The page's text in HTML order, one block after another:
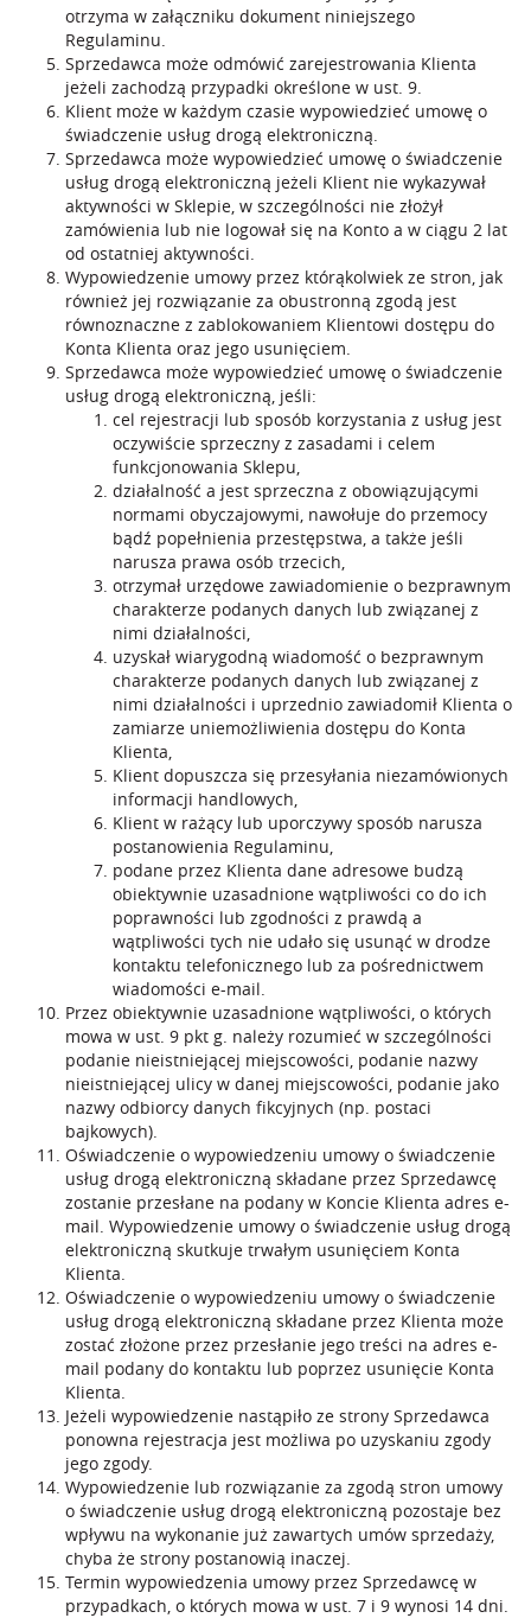
otrzyma w załączniku dokument niniejszego
Regulaminu.
Sprzedawca może odmówić zarejestrowania Klienta
jeżeli zachodzą przypadki określone w ust. 9.
Klient może w każdym czasie wypowiedzieć umowę o
świadczenie usług drogą elektroniczną.
Sprzedawca może wypowiedzieć umowę o świadczenie
usług drogą elektroniczną jeżeli Klient nie wykazywał
aktywności w Sklepie, w szczególności nie złożył
zamówienia lub nie logował się na Konto a w ciągu 2 lat
od ostatniej aktywności.
Wypowiedzenie umowy przez którąkolwiek ze stron, jak
również jej rozwiązanie za obustronną zgodą jest
równoznaczne z zablokowaniem Klientowi dostępu do
Konta Klienta oraz jego usunięciem.
Sprzedawca może wypowiedzieć umowę o świadczenie
usług drogą elektroniczną, jeśli:
cel rejestracji lub sposób korzystania z usług jest
oczywiście sprzeczny z zasadami i celem
funkcjonowania Sklepu,
działalność a jest sprzeczna z obowiązującymi
normami obyczajowymi, nawołuje do przemocy
bądź popełnienia przestępstwa, a także jeśli
narusza prawa osób trzecich,
otrzymał urzędowe zawiadomienie o bezprawnym
charakterze podanych danych lub związanej z
nimi działalności,
uzyskał wiarygodną wiadomość o bezprawnym
charakterze podanych danych lub związanej z
nimi działalności i uprzednio zawiadomił Klienta o
zamiarze uniemożliwienia dostępu do Konta
Klienta,
Klient dopuszcza się przesyłania niezamówionych
informacji handlowych,
Klient w rażący lub uporczywy sposób narusza
postanowienia Regulaminu,
podane przez Klienta dane adresowe budzą
obiektywnie uzasadnione wątpliwości co do ich
poprawności lub zgodności z prawdą a
wątpliwości tych nie udało się usunąć w drodze
kontaktu telefonicznego lub za pośrednictwem
wiadomości e-mail.
Przez obiektywnie uzasadnione wątpliwości, o których
mowa w ust. 9 pkt g. należy rozumieć w szczególności
podanie nieistniejącej miejscowości, podanie nazwy
nieistniejącej ulicy w danej miejscowości, podanie jako
nazwy odbiorcy danych fikcyjnych (np. postaci
bajkowych).
Oświadczenie o wypowiedzeniu umowy o świadczenie
usług drogą elektroniczną składane przez Sprzedawcę
zostanie przesłane na podany w Koncie Klienta adres e-
mail. Wypowiedzenie umowy o świadczenie usług drogą
elektroniczną skutkuje trwałym usunięciem Konta
Klienta.
Oświadczenie o wypowiedzeniu umowy o świadczenie
usług drogą elektroniczną składane przez Klienta może
zostać złożone przez przesłanie jego treści na adres e-
mail podany do kontaktu lub poprzez usunięcie Konta
Klienta.
Jeżeli wypowiedzenie nastąpiło ze strony Sprzedawca
ponowna rejestracja jest możliwa po uzyskaniu zgody
jego zgody.
Wypowiedzenie lub rozwiązanie za zgodą stron umowy
o świadczenie usług drogą elektroniczną pozostaje bez
wpływu na wykonanie już zawartych umów sprzedaży,
chyba że strony postanowią inaczej.
Termin wypowiedzenia umowy przez Sprzedawcę w
przypadkach, o których mowa w ust. 7 i 9 wynosi 14 dni.